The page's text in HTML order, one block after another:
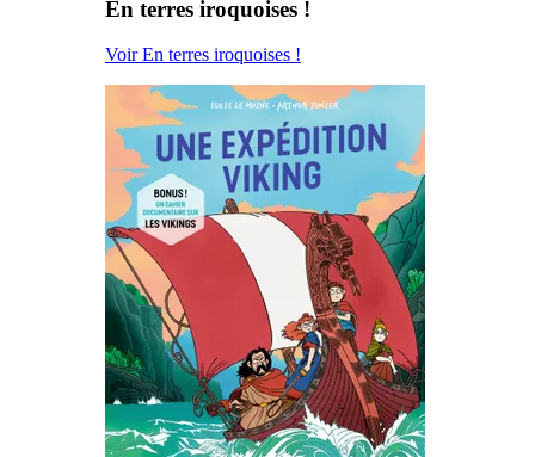
En terres iroquoises !
Voir En terres iroquoises !